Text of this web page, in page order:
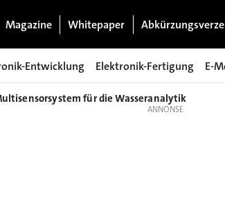
Magazine Whitepaper
Entwicklung Elektronik-Fertigung E-
für die Wasseranalytik